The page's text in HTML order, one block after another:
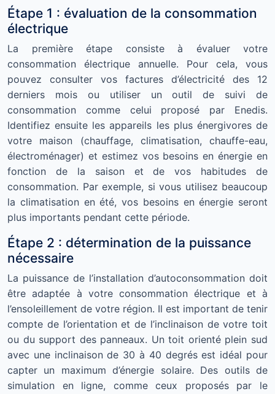
Étape 1 : évaluation de la consommation
électrique
La première étape consiste à évaluer votre
consommation électrique annuelle. Pour cela, vous
pouvez consulter vos factures d’électricité des 12
derniers mois ou utiliser un outil de suivi de
consommation comme celui proposé par Enedis.
Identifiez ensuite les appareils les plus énergivores de
votre maison (chauffage, climatisation, chauffe-eau,
électroménager) et estimez vos besoins en énergie en
fonction de la saison et de vos habitudes de
consommation. Par exemple, si vous utilisez beaucoup
la climatisation en été, vos besoins en énergie seront
plus importants pendant cette période.
Étape 2 : détermination de la puissance
nécessaire
La puissance de l’installation d’autoconsommation doit
être adaptée à votre consommation électrique et à
l’ensoleillement de votre région. Il est important de tenir
compte de l’orientation et de l’inclinaison de votre toit
ou du support des panneaux. Un toit orienté plein sud
avec une inclinaison de 30 à 40 degrés est idéal pour
capter un maximum d’énergie solaire. Des outils de
simulation en ligne, comme ceux proposés par le